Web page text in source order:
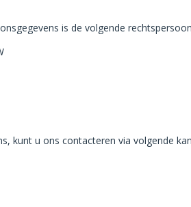
is de volgende
kunt u ons contacteren via volgende